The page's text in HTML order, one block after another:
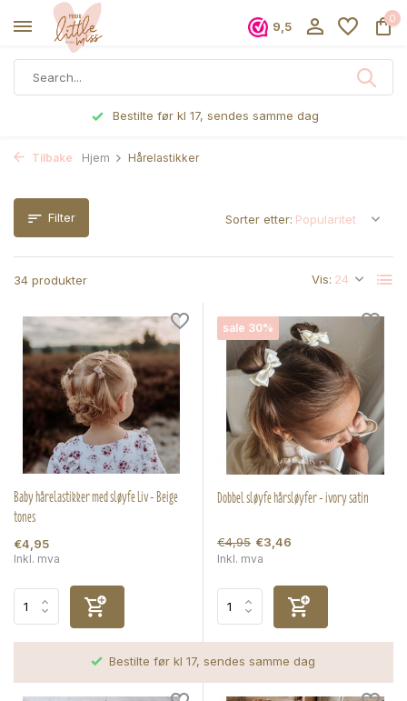
9,5
0
Bestilte før kl 17, sendes samme dag
Tilbake Hjem Hårelastikker
Filter
34 produkter Vis:
Sorter etter:
Baby hårelastikker med sløyfe Liv - Beige
tones
€4,95
Inkl. mva
sale 30%
Dobbel sløyfe hårsløyfer - ivory satin
€4,95 €3,46
Inkl. mva
Bestilte før kl 17, sendes samme dag